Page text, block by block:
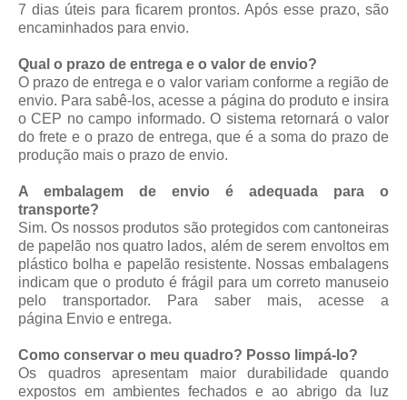
7 dias úteis para ficarem prontos. Após esse prazo, são
encaminhados para envio.
Qual o prazo de entrega e o valor de envio?
O prazo de entrega e o valor variam conforme a região de
envio. Para sabê-los, acesse a página do produto e insira
o CEP no campo informado. O sistema retornará o valor
do frete e o prazo de entrega, que é a soma do prazo de
produção mais o prazo de envio.
A embalagem de envio é adequada para o
transporte?
Sim. Os nossos produtos são protegidos com cantoneiras
de papelão nos quatro lados, além de serem envoltos em
plástico bolha e papelão resistente. Nossas embalagens
indicam que o produto é frágil para um correto manuseio
pelo transportador. Para saber mais, acesse a
página Envio e entrega.
Como conservar o meu quadro? Posso limpá-lo?
Os quadros apresentam maior durabilidade quando
expostos em ambientes fechados e ao abrigo da luz